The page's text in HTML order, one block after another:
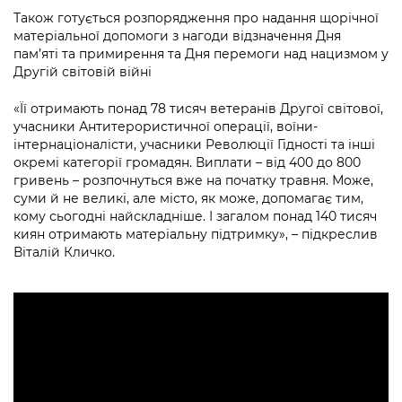
Підприємства, установи, організації
Kyiv International Relations
Річні звіти
Гендерна політика
Безбар'єрність
Київська міська військова адміністрація
Пам'ятки культурної спадщини
Портал Захисників та Захисниць
Портал послуг
Міський застосунок Київ Цифровий
Важливе під час воєнного стану
«Ініціатива «Партнерство «Відкритий
Уряд» – місцевий рівень»
Важливе під час воєнного стану
Про відкриті дані
Портал даних Києва
Публічні дашборди
Також готується розпорядження про надання щорічної
матеріальної допомоги з нагоди відзначення Дня
пам’яті та примирення та Дня перемоги над нацизмом у
Другій світовій війні
«Її отримають понад 78 тисяч ветеранів Другої світової,
учасники Антитерористичної операції, воїни-
інтернаціоналісти, учасники Революції Гідності та інші
окремі категорії громадян. Виплати – від 400 до 800
гривень – розпочнуться вже на початку травня. Може,
суми й не великі, але місто, як може, допомагає тим,
кому сьогодні найскладніше. І загалом понад 140 тисяч
киян отримають матеріальну підтримку», – підкреслив
Віталій Кличко.